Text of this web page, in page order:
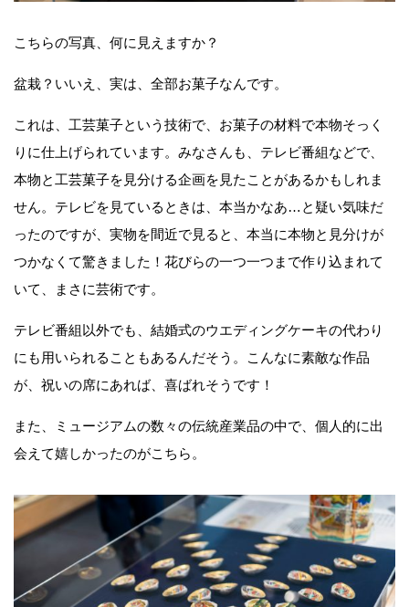
こちらの写真、何に見えますか？
盆栽？いいえ、実は、全部お菓子なんです。
これは、工芸菓子という技術で、お菓子の材料で本物そっく
りに仕上げられています。みなさんも、テレビ番組などで、
本物と工芸菓子を見分ける企画を見たことがあるかもしれま
せん。テレビを見ているときは、本当かなあ…と疑い気味だ
ったのですが、実物を間近で見ると、本当に本物と見分けが
つかなくて驚きました！花びらの一つ一つまで作り込まれて
いて、まさに芸術です。
テレビ番組以外でも、結婚式のウエディングケーキの代わり
にも用いられることもあるんだそう。こんなに素敵な作品
が、祝いの席にあれば、喜ばれそうです！
また、ミュージアムの数々の伝統産業品の中で、個人的に出
会えて嬉しかったのがこちら。